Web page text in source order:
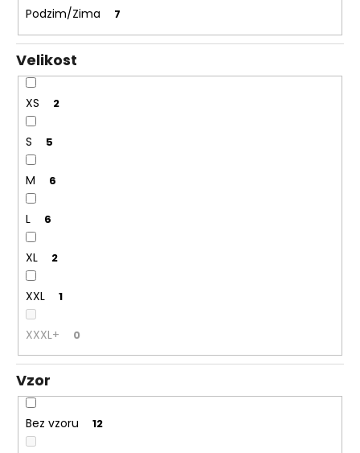
Podzim/Zima 7
Velikost
XS 2
S 5
M 6
L 6
XL 2
XXL 1
XXXL+ 0
Vzor
Bez vzoru 12